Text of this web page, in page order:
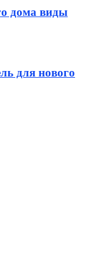
дома виды
для нового